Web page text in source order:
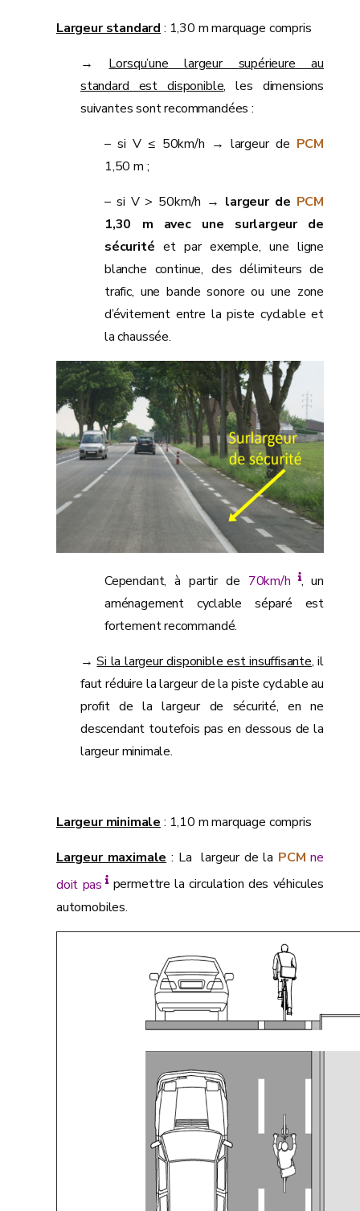
Largeur standard : 1,30 m marquage compris
→ Lorsqu’une largeur supérieure au
standard est disponible, les dimensions
suivantes sont recommandées :
– si V ≤ 50km/h → largeur de PCM
1,50 m ;
– si V > 50km/h → largeur de PCM
1,30 m avec une surlargeur de
sécurité et par exemple, une ligne
blanche continue, des délimiteurs de
trafic, une bande sonore ou une zone
d’évitement entre la piste cyclable et
la chaussée.
Cependant, à partir de 70km/h
, un
aménagement cyclable séparé est
fortement recommandé.
→Si la largeur disponible est insuffisante, il
faut réduire la largeur de la piste cyclable au
profit de la largeur de sécurité, en ne
descendant toutefois pas en dessous de la
largeur minimale.
Largeur minimale : 1,10 m marquage compris
Largeur maximale : La largeur de la PCM ne
doit pas permettre la circulation des véhicules
automobiles.